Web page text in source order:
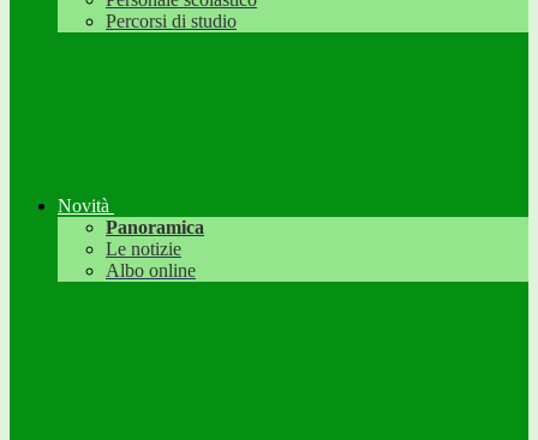
Percorsi di studio
Novità
Panoramica
Le notizie
Albo online